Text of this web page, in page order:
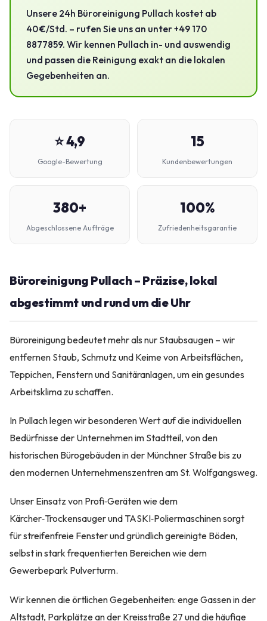
Unsere 24h Büroreinigung Pullach kostet ab
40 €/Std. – rufen Sie uns an unter +49 170
8877859. Wir kennen Pullach in- und auswendig
und passen die Reinigung exakt an die lokalen
Gegebenheiten an.
⭐ 4,9
Google-Bewertung
15
Kundenbewertungen
380+
Abgeschlossene Aufträge
100%
Zufriedenheitsgarantie
Büroreinigung Pullach – Präzise, lokal
abgestimmt und rund um die Uhr
Büroreinigung bedeutet mehr als nur Staubsaugen – wir
entfernen Staub, Schmutz und Keime von Arbeitsflächen,
Teppichen, Fenstern und Sanitäranlagen, um ein gesundes
Arbeitsklima zu schaffen.
In Pullach legen wir besonderen Wert auf die individuellen
Bedürfnisse der Unternehmen im Stadtteil, von den
historischen Bürogebäuden in der Münchner Straße bis zu
den modernen Unternehmenszentren am St. Wolfgangsweg.
Unser Einsatz von Profi‑Geräten wie dem
Kärcher‑Trockensauger und TASKI‑Poliermaschinen sorgt
für streifenfreie Fenster und gründlich gereinigte Böden,
selbst in stark frequentierten Bereichen wie dem
Gewerbepark Pulverturm.
Wir kennen die örtlichen Gegebenheiten: enge Gassen in der
Altstadt, Parkplätze an der Kreisstraße 27 und die häufige